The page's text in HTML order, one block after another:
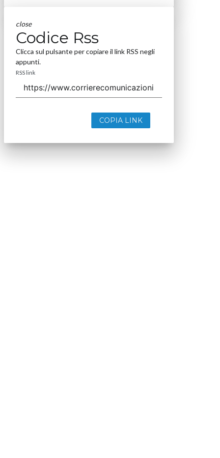
close
Codice Rss
Clicca sul pulsante per copiare il link RSS negli
appunti.
RSS link
COPIA LINK